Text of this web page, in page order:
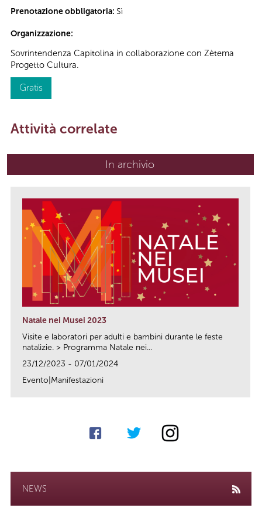
Prenotazione obbligatoria: Sì
Organizzazione:
Sovrintendenza Capitolina in collaborazione con Zètema
Progetto Cultura.
Gratis
Attività correlate
In archivio
Natale nei Musei 2023
Visite e laboratori per adulti e bambini durante le feste
natalizie. > Programma Natale nei...
23/12/2023 - 07/01/2024
Evento|Manifestazioni
NEWS